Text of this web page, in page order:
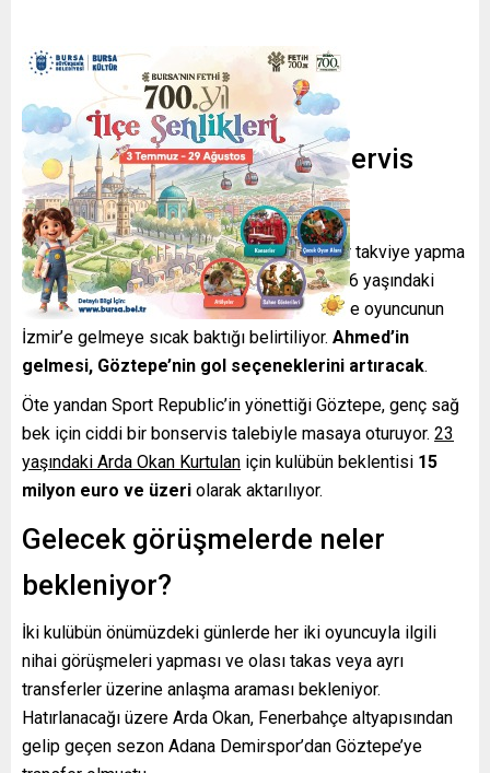
Transfer talepleri ve bonservis
beklentileri
Göztepe cephesi ise hücum hattına yerli bir takviye yapma
niyetinde; düzenli forma şansı bulamayan 26 yaşındaki
Ahmed Kutucu listede ilk sırada yer alıyor ve oyuncunun
İzmir’e gelmeye sıcak baktığı belirtiliyor. Ahmed’in
gelmesi, Göztepe’nin gol seçeneklerini artıracak.
Öte yandan Sport Republic’in yönettiği Göztepe, genç sağ
bek için ciddi bir bonservis talebiyle masaya oturuyor. 23
yaşındaki Arda Okan Kurtulan için kulübün beklentisi 15
milyon euro ve üzeri olarak aktarılıyor.
Gelecek görüşmelerde neler
bekleniyor?
İki kulübün önümüzdeki günlerde her iki oyuncuyla ilgili
nihai görüşmeleri yapması ve olası takas veya ayrı
transferler üzerine anlaşma araması bekleniyor.
Hatırlanacağı üzere Arda Okan, Fenerbahçe altyapısından
gelip geçen sezon Adana Demirspor’dan Göztepe’ye